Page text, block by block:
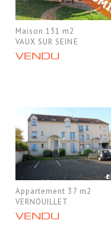
Maison 131 m2
VAUX SUR SEINE
VENDU
Appartement 37 m2
VERNOUILLET
VENDU